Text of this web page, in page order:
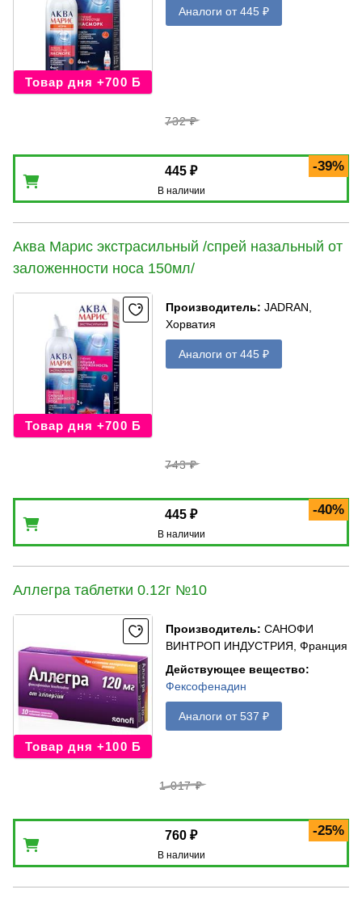
Товар дня +700 Б
Аналоги от 445 ₽
732 ₽
-39%
445 ₽
В наличии
Аква Марис экстрасильный /спрей назальный от
заложенности носа 150мл/
Товар дня +700 Б
Производитель:JADRAN,
Хорватия
Аналоги от 445 ₽
743 ₽
-40%
445 ₽
В наличии
Аллегра таблетки 0.12г №10
Товар дня +100 Б
Производитель:САНОФИ
ВИНТРОП ИНДУСТРИЯ, Франция
Действующее вещество:
Фексофенадин
Аналоги от 537 ₽
1 017 ₽
-25%
760 ₽
В наличии